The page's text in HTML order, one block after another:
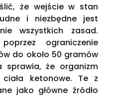
że wejście w stan
i niezbędne jest
wszystkich zasad.
ograniczenie
do około 50 gramów
sprawia, że organizm
ketonowe. Te z
jako główne źródło